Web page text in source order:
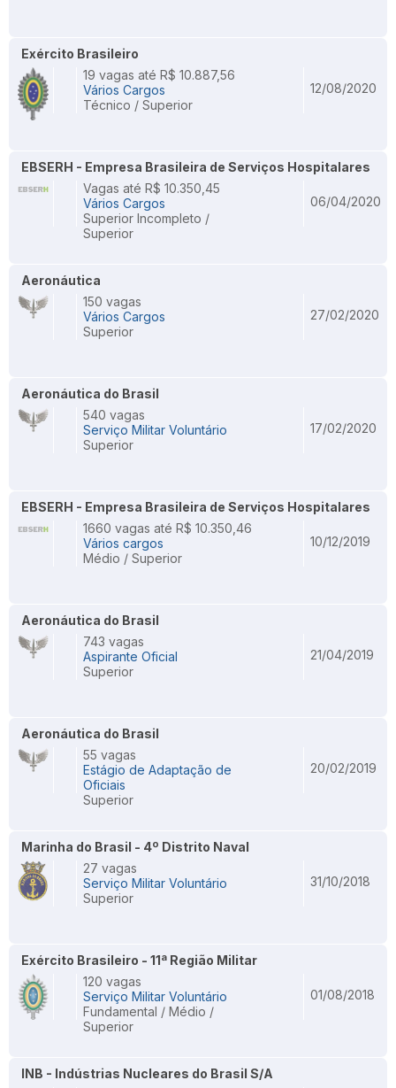
Exército Brasileiro
19 vagas até R$ 10.887,56
Vários Cargos
Técnico / Superior
12/08/2020
EBSERH - Empresa Brasileira de Serviços Hospitalares
Vagas até R$ 10.350,45
Vários Cargos
Superior Incompleto /
Superior
06/04/2020
Aeronáutica
150 vagas
Vários Cargos
Superior
27/02/2020
Aeronáutica do Brasil
540 vagas
Serviço Militar Voluntário
Superior
17/02/2020
EBSERH - Empresa Brasileira de Serviços Hospitalares
1660 vagas até R$ 10.350,46
Vários cargos
Médio / Superior
10/12/2019
Aeronáutica do Brasil
743 vagas
Aspirante Oficial
Superior
21/04/2019
Aeronáutica do Brasil
55 vagas
Estágio de Adaptação de
Oficiais
Superior
20/02/2019
Marinha do Brasil - 4º Distrito Naval
27 vagas
Serviço Militar Voluntário
Superior
31/10/2018
Exército Brasileiro - 11ª Região Militar
120 vagas
Serviço Militar Voluntário
Fundamental / Médio /
Superior
01/08/2018
INB - Indústrias Nucleares do Brasil S/A